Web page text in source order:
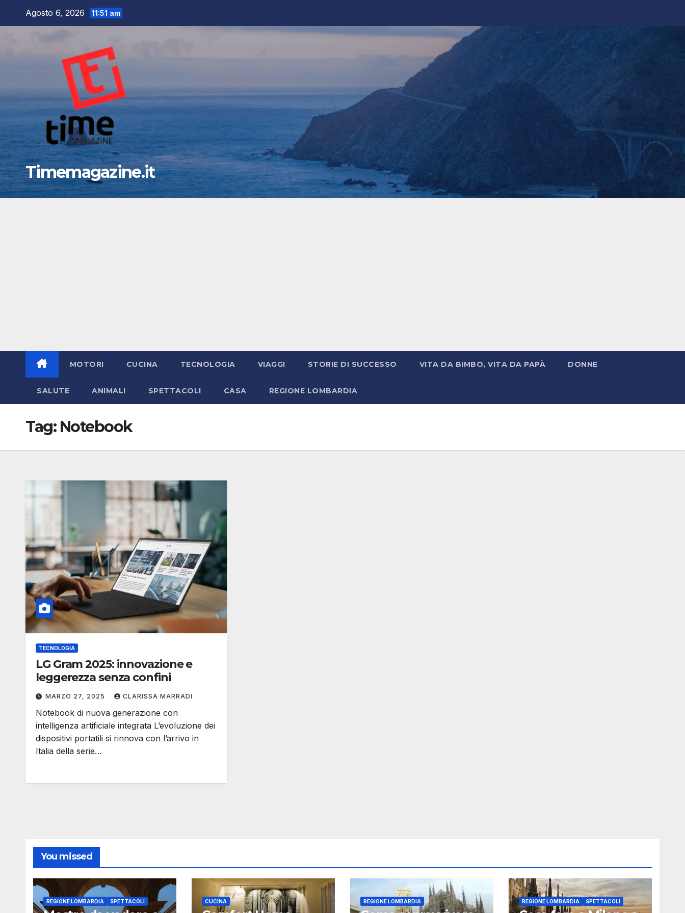
Agosto 6, 2026 11:51 am
Timemagazine.it
MOTORI CUCINA TECNOLOGIA VIAGGI STORIE DI SUCCESSO VITA DA BIMBO, VITA DA PAPÀ DONNE
SALUTE ANIMALI SPETTACOLI CASA REGIONE LOMBARDIA
Tag: Notebook
TECNOLOGIA
LG Gram 2025: innovazione e
leggerezza senza confini
MARZO 27, 2025 CLARISSA MARRADI
Notebook di nuova generazione con
intelligenza artificiale integrata L’evoluzione dei
dispositivi portatili si rinnova con l’arrivo in
Italia della serie…
You missed
REGIONE LOMBARDIA SPETTACOLI CUCINA REGIONE LOMBARDIA REGIONE LOMBARDIA SPETTACOLI